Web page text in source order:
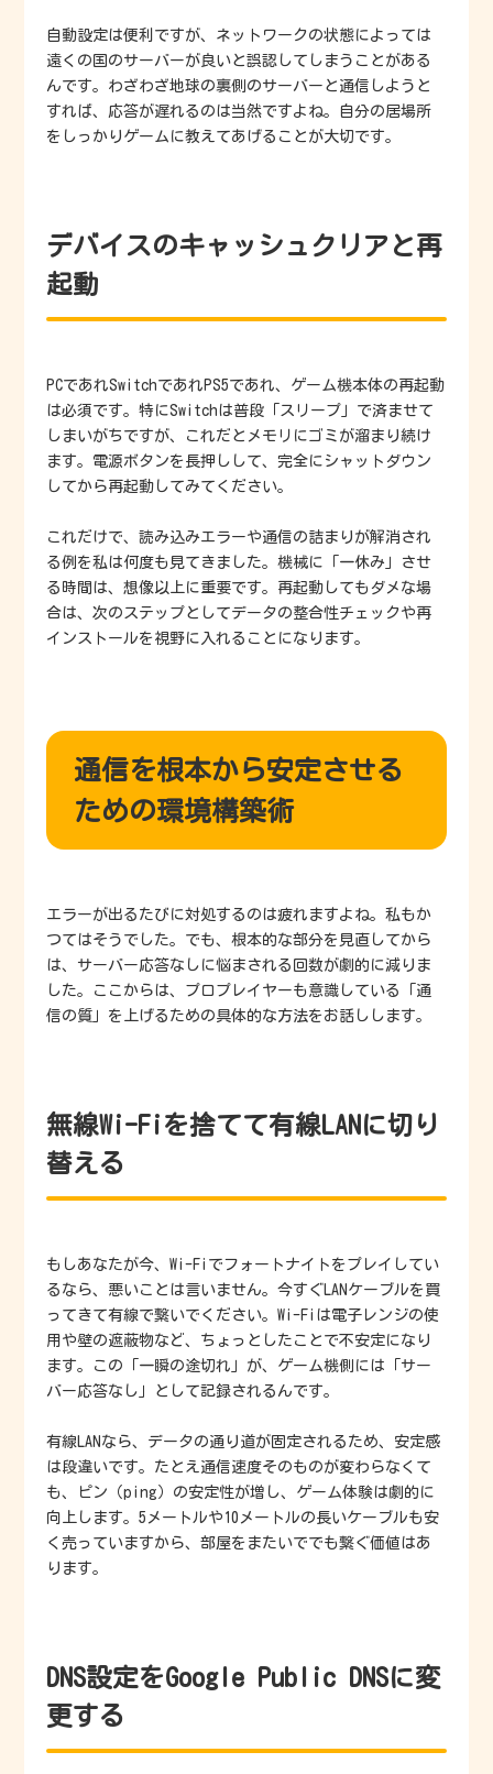
自動設定は便利ですが、ネットワークの状態によっては
遠くの国のサーバーが良いと誤認してしまうことがある
んです。わざわざ地球の裏側のサーバーと通信しようと
すれば、応答が遅れるのは当然ですよね。自分の居場所
をしっかりゲームに教えてあげることが大切です。
デバイスのキャッシュクリアと再
起動
PCであれSwitchであれPS5であれ、ゲーム機本体の再起動
は必須です。特にSwitchは普段「スリープ」で済ませて
しまいがちですが、これだとメモリにゴミが溜まり続け
ます。電源ボタンを長押しして、完全にシャットダウン
してから再起動してみてください。
これだけで、読み込みエラーや通信の詰まりが解消され
る例を私は何度も見てきました。機械に「一休み」させ
る時間は、想像以上に重要です。再起動してもダメな場
合は、次のステップとしてデータの整合性チェックや再
インストールを視野に入れることになります。
通信を根本から安定させる
ための環境構築術
エラーが出るたびに対処するのは疲れますよね。私もか
つてはそうでした。でも、根本的な部分を見直してから
は、サーバー応答なしに悩まされる回数が劇的に減りま
した。ここからは、プロプレイヤーも意識している「通
信の質」を上げるための具体的な方法をお話しします。
無線Wi-Fiを捨てて有線LANに切り
替える
もしあなたが今、Wi-Fiでフォートナイトをプレイしてい
るなら、悪いことは言いません。今すぐLANケーブルを買
ってきて有線で繋いでください。Wi-Fiは電子レンジの使
用や壁の遮蔽物など、ちょっとしたことで不安定になり
ます。この「一瞬の途切れ」が、ゲーム機側には「サー
バー応答なし」として記録されるんです。
有線LANなら、データの通り道が固定されるため、安定感
は段違いです。たとえ通信速度そのものが変わらなくて
も、ピン（ping）の安定性が増し、ゲーム体験は劇的に
向上します。5メートルや10メートルの長いケーブルも安
く売っていますから、部屋をまたいででも繋ぐ価値はあ
ります。
DNS設定をGoogle Public DNSに変
更する